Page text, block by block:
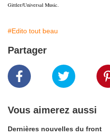
Gittler/Universal Music.
#Edito tout beau
Partager
Vous aimerez aussi
Dernières nouvelles du front